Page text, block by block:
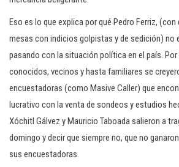
Eso es lo que explica por qué Pedro Ferriz,
mesas con indicios golpistas y de sedición) no
pasando con la situación política en el país.
conocidos, vecinos y hasta familiares se
encuestadoras (como Masive Caller) que
lucrativo con la venta de sondeos y estudios
Xóchitl Gálvez y Mauricio Taboada salieron a
domingo y decir que siempre no, que no
sus encuestadoras.